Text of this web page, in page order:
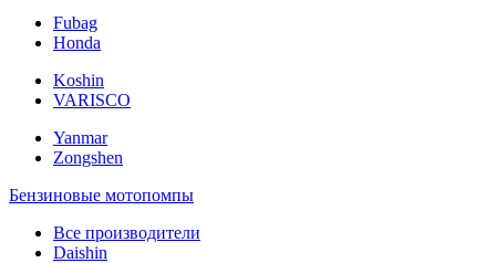
Fubag
Honda
Koshin
VARISCO
Yanmar
Zongshen
Бензиновые мотопомпы
Все производители
Daishin